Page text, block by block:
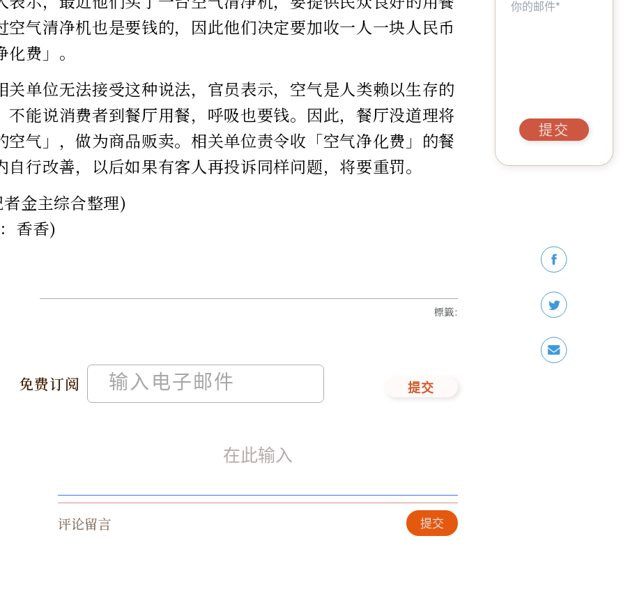
空气清净机也是要钱的，因此他们决定要加收一人一块人民币
费」。
关单位无法接受这种说法，官员表示，空气是人类赖以生存的
不能说消费者到餐厅用餐，呼吸也要钱。因此，餐厅没道理将
空气」，做为商品贩卖。相关单位责令收「空气净化费」的餐
自行改善，以后如果有客人再投诉同样问题，将要重罚。
金主综合整理)
香香)
免费订阅 提交
標籤:
评论留言 提交
提交